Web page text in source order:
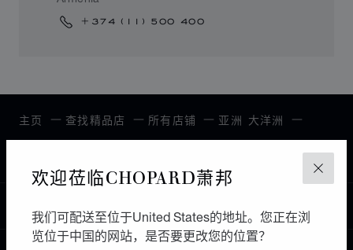
关闭
欢迎莅临CHOPARD萧邦
我们可配送至位于United States的地址。您正在浏
览位于中国的网站，是否要更改您的位置？
+374 (11) 500 400
主页 查找精品店 所有店铺 亚洲 大洋洲
本地化（更改国家/地区）
更改国家/地区